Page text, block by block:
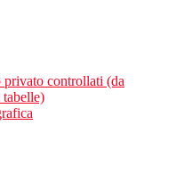
controllati (da